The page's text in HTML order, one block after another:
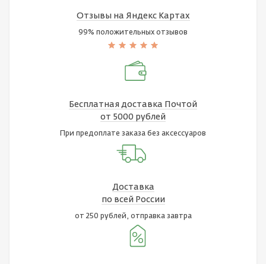
Отзывы на Яндекс Картах
99% положительных отзывов
Бесплатная доставка Почтой
от 5000 рублей
При предоплате заказа без аксессуаров
Доставка
по всей России
от 250 рублей, отправка завтра